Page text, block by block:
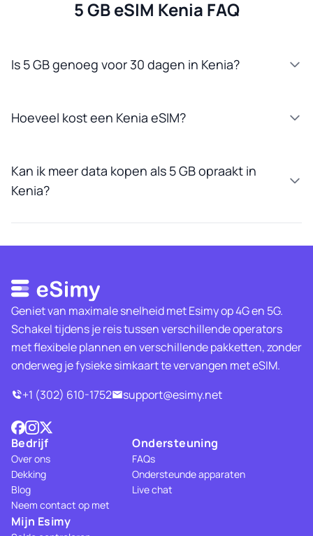
5 GB eSIM Kenia FAQ
Is 5 GB genoeg voor 30 dagen in Kenia?
Hoeveel kost een Kenia eSIM?
Kan ik meer data kopen als 5 GB opraakt in
Kenia?
Geniet van maximale snelheid met Esimy op 4G en 5G.
Schakel tijdens je reis tussen verschillende operators
met flexibele plannen en verschillende pakketten, zonder
onderweg je fysieke simkaart te vervangen met eSIM.
+1 (302) 610-1752
support@esimy.net
Bedrijf
Over ons
Dekking
Blog
Neem contact op met
Ondersteuning
FAQs
Ondersteunde apparaten
Live chat
Mijn Esimy